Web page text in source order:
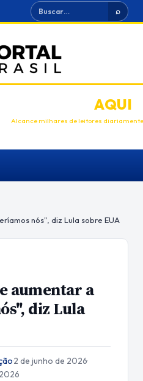
Buscar ⌕
ANUNCIEAQUI
Alcance milhares de leitores diariamente
nós", diz Lula sobre EUA
aumentar a
diz Lula
·2 de junho de 2026·